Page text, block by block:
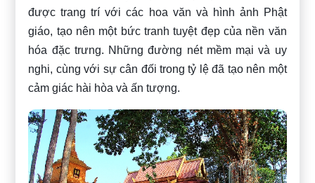
được trang trí với các hoa văn và hình ảnh Phật
giáo, tạo nên một bức tranh tuyệt đẹp của nền văn
hóa đặc trưng. Những đường nét mềm mại và uy
nghi, cùng với sự cân đối trong tỷ lệ đã tạo nên một
cảm giác hài hòa và ấn tượng.